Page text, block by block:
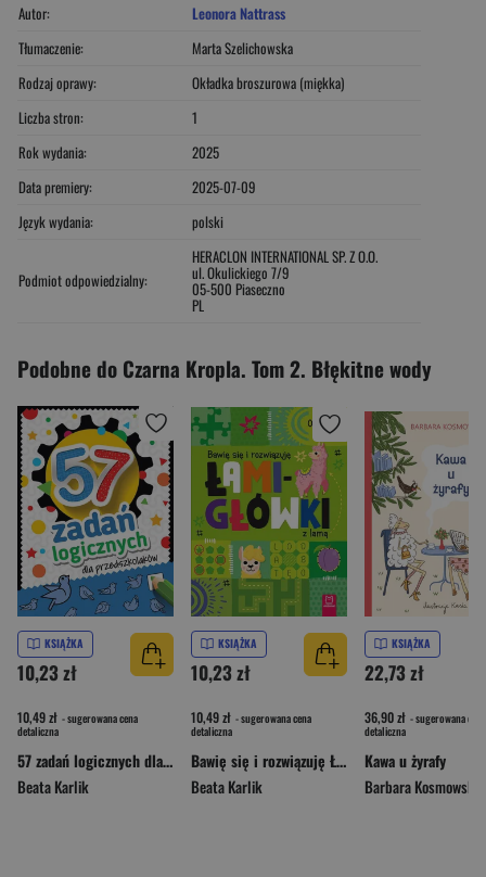
Autor:
Leonora Nattrass
Tłumaczenie:
Marta Szelichowska
Rodzaj oprawy:
Okładka broszurowa (miękka)
Liczba stron:
1
Rok wydania:
2025
Data premiery:
2025-07-09
Język wydania:
polski
Podmiot odpowiedzialny:
HERACLON INTERNATIONAL SP. Z O.O.
ul. Okulickiego 7/9
05-500 Piaseczno
PL
Podobne do Czarna Kropla. Tom 2. Błękitne wody
KSIĄŻKA
10,23 zł
10,49 zł - sugerowana cena
detaliczna
57 zadań logicznych dla przedszkolaków
Beata Karlik
KSIĄŻKA
10,23 zł
10,49 zł - sugerowana cena
detaliczna
Bawię się i rozwiązuję ŁAMIGŁÓWKI z lamą. Od 5 lat
Beata Karlik
KSIĄŻKA
22,73 zł
36,90 zł - sugerowana cena
detaliczna
Kawa u żyrafy
Barbara Kosmowska